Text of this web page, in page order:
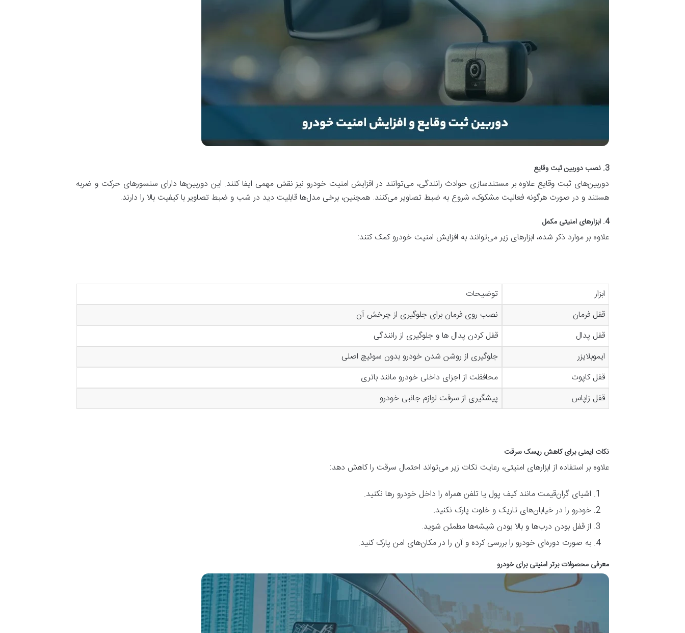
3. نصب دوربین ثبت وقایع
دوربین‌های ثبت وقایع علاوه بر مستندسازی حوادث رانندگی، می‌توانند در افزایش امنیت خودرو نیز نقش مهمی ایفا کنند. این دوربین‌ها دارای سنسورهای حرکت و ضربه
هستند و در صورت هرگونه فعالیت مشکوک، شروع به ضبط تصاویر می‌کنند. همچنین، برخی مدل‌ها قابلیت دید در شب و ضبط تصاویر با کیفیت بالا را دارند.
4. ابزارهای امنیتی مکمل
علاوه بر موارد ذکر شده، ابزارهای زیر می‌توانند به افزایش امنیت خودرو کمک کنند:
ابزار
توضیحات
قفل فرمان
نصب روی فرمان برای جلوگیری از چرخش آن
قفل پدال
قفل کردن پدال ها و جلوگیری از رانندگی
ایموبلایزر
جلوگیری از روشن شدن خودرو بدون سوئیچ اصلی
قفل کاپوت
محافظت از اجزای داخلی خودرو مانند باتری
قفل زاپاس
پیشگیری از سرقت لوازم جانبی خودرو
نکات ایمنی برای کاهش ریسک سرقت
علاوه بر استفاده از ابزارهای امنیتی، رعایت نکات زیر می‌تواند احتمال سرقت را کاهش دهد:
اشیای گران‌قیمت مانند کیف پول یا تلفن همراه را داخل خودرو رها نکنید.
خودرو را در خیابان‌های تاریک و خلوت پارک نکنید.
از قفل بودن درب‌ها و بالا بودن شیشه‌ها مطمئن شوید.
به صورت دوره‌ای خودرو را بررسی کرده و آن را در مکان‌های امن پارک کنید.
معرفی محصولات برتر امنیتی برای خودرو